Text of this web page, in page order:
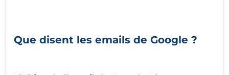
Que disent les emails de Google ?